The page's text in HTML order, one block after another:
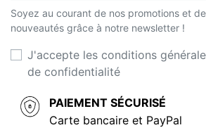
Soyez au courant de nos promotions et
nouveautés grâce à notre newsletter !
J'accepte les conditions
de confidentialité
PAIEMENT SÉCURISÉ
Carte bancaire et PayPal